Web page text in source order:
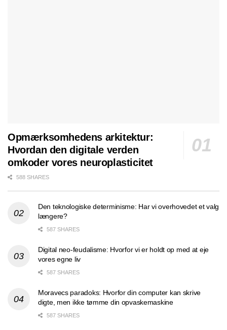
Opmærksomhedens arkitektur:
Hvordan den digitale verden
omkoder vores neuroplasticitet
588 SHARES
Den teknologiske determinisme: Har vi overhovedet et valg
længere?
587 SHARES
Digital neo-feudalisme: Hvorfor vi er holdt op med at eje
vores egne liv
587 SHARES
Moravecs paradoks: Hvorfor din computer kan skrive
digte, men ikke tømme din opvaskemaskine
587 SHARES